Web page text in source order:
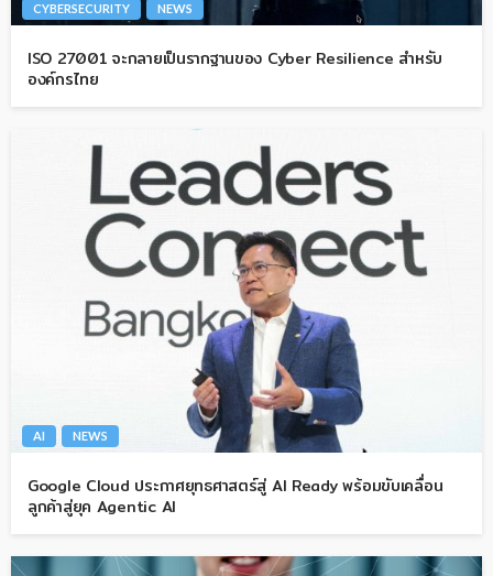
CYBERSECURITY NEWS
ISO 27001 จะกลายเป็นรากฐานของ Cyber Resilience สำหรับ
องค์กรไทย
AI NEWS
Google Cloud ประกาศยุทธศาสตร์สู่ AI Ready พร้อมขับเคลื่อน
ลูกค้าสู่ยุค Agentic AI